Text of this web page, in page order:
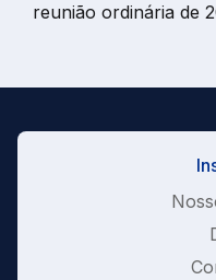
reunião ordinária de